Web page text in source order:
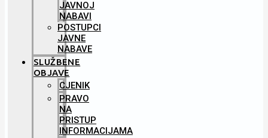
JAVNOJ
NABAVI
POSTUPCI
JAVNE
NABAVE
SLUŽBENE
OBJAVE
CJENIK
PRAVO
NA
PRISTUP
INFORMACIJAMA